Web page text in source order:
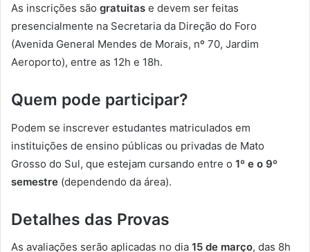
As inscrições são gratuitas e devem ser feitas
presencialmente na Secretaria da Direção do Foro
(Avenida General Mendes de Morais, nº 70, Jardim
Aeroporto), entre as 12h e 18h.
Quem pode participar?
Podem se inscrever estudantes matriculados em
instituições de ensino públicas ou privadas de Mato
Grosso do Sul, que estejam cursando entre o 1º e o 9º
semestre (dependendo da área).
Detalhes das Provas
As avaliações serão aplicadas no dia 15 de março, das 8h